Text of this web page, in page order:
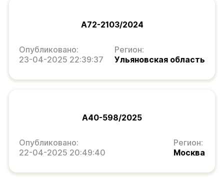
А72-2103/2024
Опубликовано:
23-04-2025 22:39:37
Регион:
Ульяновская область
А40-598/2025
Опубликовано:
22-04-2025 20:49:40
Регион:
Москва